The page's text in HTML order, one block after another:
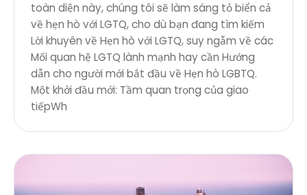
toàn diện này, chúng tôi sẽ làm sáng tỏ biển cả
về hẹn hò với LGTQ, cho dù bạn đang tìm kiếm
Lời khuyên về Hẹn hò với LGTQ, suy ngẫm về các
Mối quan hệ LGTQ lành mạnh hay cần Hướng
dẫn cho người mới bắt đầu về Hẹn hò LGBTQ.
Một khởi đầu mới: Tầm quan trọng của giao
tiếpWh